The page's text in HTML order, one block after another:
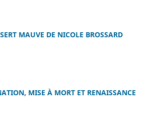
MAUVE DE NICOLE BROSSARD
MISE À MORT ET RENAISSANCE